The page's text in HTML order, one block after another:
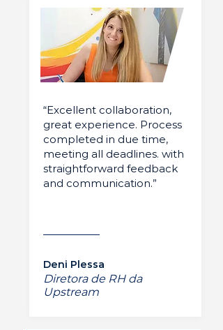
“Excellent collaboration,
great experience. Process
completed in due time,
meeting all deadlines. with
straightforward feedback
and communication.”
Deni Plessa
Diretora de RH da
Upstream